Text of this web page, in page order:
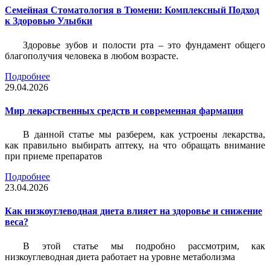
Семейная Стоматология в Тюмени: Комплексный Подход
к Здоровью Улыбки
Здоровье зубов и полости рта – это фундамент общего
благополучия человека в любом возрасте.
Подробнее
29.04.2026
Мир лекарственных средств и современная фармация
В данной статье мы разберем, как устроены лекарства,
как правильно выбирать аптеку, на что обращать внимание
при приеме препаратов
Подробнее
23.04.2026
Как низкоуглеводная диета влияет на здоровье и снижение
веса?
В этой статье мы подробно рассмотрим, как
низкоуглеводная диета работает на уровне метаболизма